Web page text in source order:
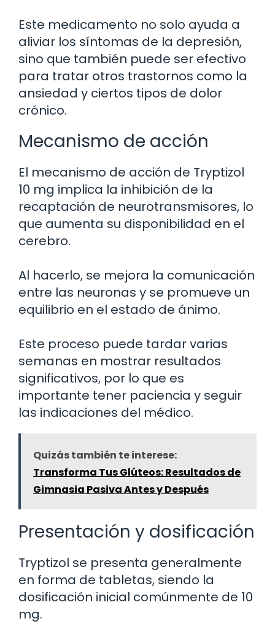
Este medicamento no solo ayuda a
aliviar los síntomas de la depresión,
sino que también puede ser efectivo
para tratar otros trastornos como la
ansiedad y ciertos tipos de dolor
crónico.
Mecanismo de acción
El mecanismo de acción de Tryptizol
10 mg implica la inhibición de la
recaptación de neurotransmisores, lo
que aumenta su disponibilidad en el
cerebro.
Al hacerlo, se mejora la comunicación
entre las neuronas y se promueve un
equilibrio en el estado de ánimo.
Este proceso puede tardar varias
semanas en mostrar resultados
significativos, por lo que es
importante tener paciencia y seguir
las indicaciones del médico.
Quizás también te interese:
Transforma Tus Glúteos: Resultados de
Gimnasia Pasiva Antes y Después
Presentación y dosificación
Tryptizol se presenta generalmente
en forma de tabletas, siendo la
dosificación inicial comúnmente de 10
mg.